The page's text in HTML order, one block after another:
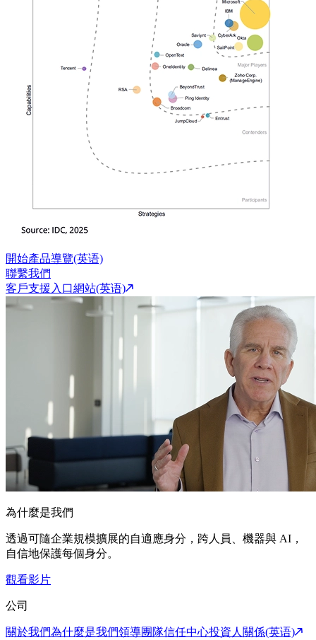
開始產品導覽(英语)
聯繫我們
客戶支援入口網站(英语)
為什麼是我們
透過可隨企業規模擴展的自適應身分，跨人員、機器與 AI，
自信地保護每個身分。
觀看影片
公司
關於我們為什麼是我們領導團隊信任中心投資人關係(英语)